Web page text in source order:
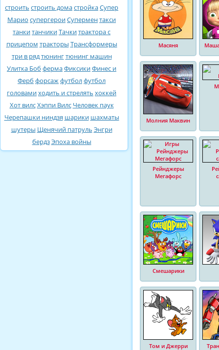
строить строить домастройкаСупер
Марио супергероиСуперментакси
танкитанчикиТачкитрактора с
прицепом тракторы Трансформеры
три в рядтюнингтюнинг машин
Улитка Боб фермаФиксикиФинес и
Ферб форсажфутболфутбол
головамиходить и стрелять хоккей
Хот вилсХэппи Вилс Человек паук
Черепашки ниндзя шарики шахматы
шутеры Щенячий патруль Энгри
бердзЭпоха войны
Масяня
Молния Маквин
Рейнджеры
Мегафорс
Смешарики
Том и Джерри